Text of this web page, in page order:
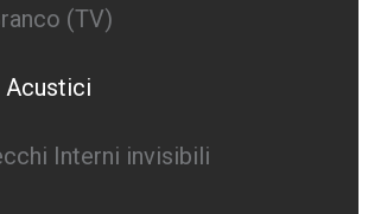
(TV)
Acustici
Interni invisibili